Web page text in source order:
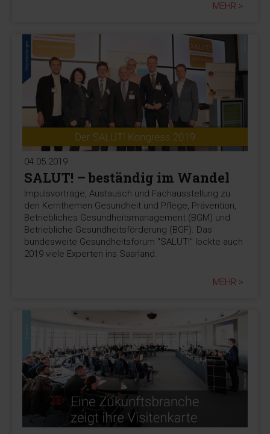
MEHR >
04.05.2019
SALUT! – beständig im Wandel
Impulsvorträge, Austausch und Fachausstellung zu
den Kernthemen Gesundheit und Pflege, Prävention,
Betriebliches Gesundheitsmanagement (BGM) und
Betriebliche Gesundheitsförderung (BGF). Das
bundesweite Gesundheitsforum "SALUT!" lockte auch
2019 viele Experten ins Saarland.
MEHR >